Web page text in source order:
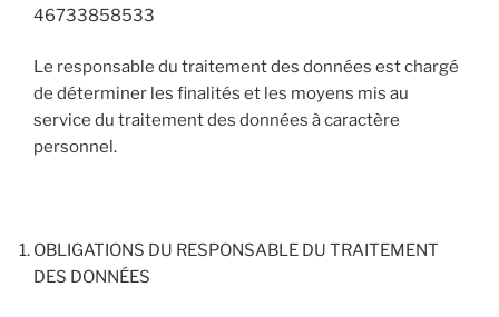
46733858533
Le responsable du traitement des données est chargé
de déterminer les finalités et les moyens mis au
service du traitement des données à caractère
personnel.
OBLIGATIONS DU RESPONSABLE DU TRAITEMENT
DES DONNÉES